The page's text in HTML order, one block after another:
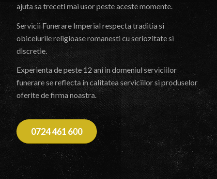
ajuta sa treceti mai usor peste aceste momente.
Servicii Funerare Imperial respecta traditia si
obiceiurile religioase romanesti cu seriozitate si
discretie.
Experienta de peste 12 ani in domeniul serviciilor
funerare se reflecta in calitatea serviciilor si produselor
oferite de firma noastra.
0724 461 600